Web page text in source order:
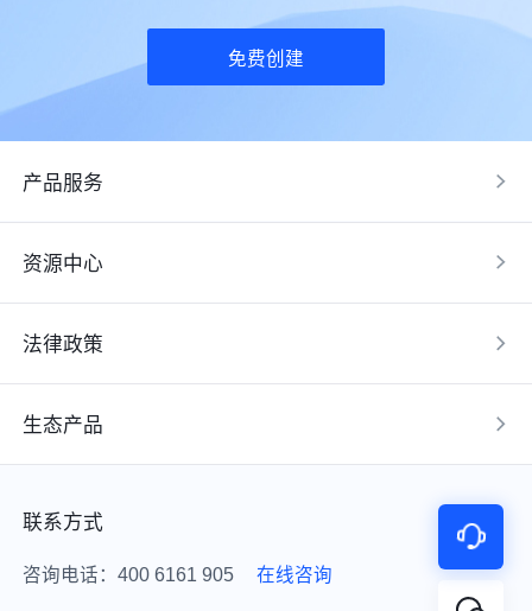
免费创建
产品服务
资源中心
法律政策
生态产品
联系方式
咨询电话：400 6161 905 在线咨询